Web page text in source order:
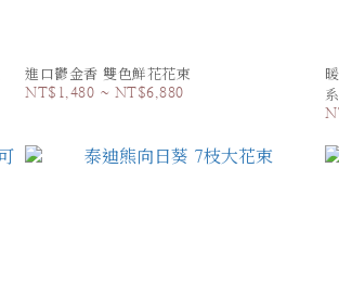
進口鬱金香 雙色鮮花花束
NT$1,480 ~ NT$6,880
系